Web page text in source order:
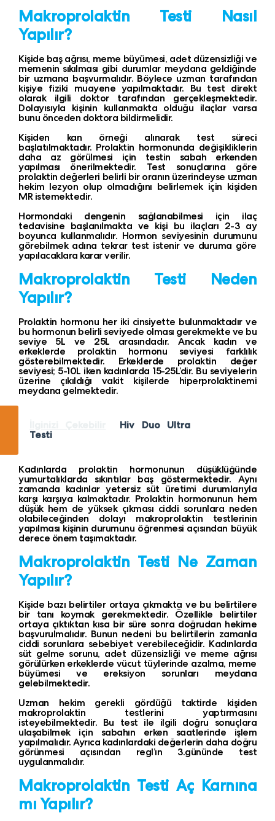
Makroprolaktin Testi Nasıl
Yapılır?
Kişide baş ağrısı, meme büyümesi, adet düzensizliği ve
memenin sıkılması gibi durumlar meydana geldiğinde
bir uzmana başvurmalıdır. Böylece uzman tarafından
kişiye fiziki muayene yapılmaktadır. Bu test direkt
olarak ilgili doktor tarafından gerçekleşmektedir.
Dolayısıyla kişinin kullanmakta olduğu ilaçlar varsa
bunu önceden doktora bildirmelidir.
Kişiden kan örneği alınarak test süreci
başlatılmaktadır. Prolaktin hormonunda değişikliklerin
daha az görülmesi için testin sabah erkenden
yapılması önerilmektedir. Test sonuçlarına göre
prolaktin değerleri belirli bir oranın üzerindeyse uzman
hekim lezyon olup olmadığını belirlemek için kişiden
MR istemektedir.
Hormondaki dengenin sağlanabilmesi için ilaç
tedavisine başlanılmakta ve kişi bu ilaçları 2-3 ay
boyunca kullanmalıdır. Hormon seviyesinin durumunu
görebilmek adına tekrar test istenir ve duruma göre
yapılacaklara karar verilir.
Makroprolaktin Testi Neden
Yapılır?
Prolaktin hormonu her iki cinsiyette bulunmaktadır ve
bu hormonun belirli seviyede olması gerekmekte ve bu
seviye 5L ve 25L arasındadır. Ancak kadın ve
erkeklerde prolaktin hormonu seviyesi farklılık
gösterebilmektedir. Erkeklerde prolaktin değer
seviyesi; 5-10L iken kadınlarda 15-25L’dir. Bu seviyelerin
üzerine çıkıldığı vakit kişilerde hiperprolaktinemi
meydana gelmektedir.
Hiv Duo Ultra
Testi
Kadınlarda prolaktin hormonunun düşüklüğünde
yumurtalıklarda sıkıntılar baş göstermektedir. Aynı
zamanda kadınlar yetersiz süt üretimi durumlarıyla
karşı karşıya kalmaktadır. Prolaktin hormonunun hem
düşük hem de yüksek çıkması ciddi sorunlara neden
olabileceğinden dolayı makroprolaktin testlerinin
yapılması kişinin durumunu öğrenmesi açısından büyük
derece önem taşımaktadır.
Makroprolaktin Testi Ne Zaman
Yapılır?
Kişide bazı belirtiler ortaya çıkmakta ve bu belirtilere
bir tanı koymak gerekmektedir. Özellikle belirtiler
ortaya çıktıktan kısa bir süre sonra doğrudan hekime
başvurulmalıdır. Bunun nedeni bu belirtilerin zamanla
ciddi sorunlara sebebiyet verebileceğidir. Kadınlarda
süt gelme sorunu, adet düzensizliği ve meme ağrısı
görülürken erkeklerde vücut tüylerinde azalma, meme
büyümesi ve ereksiyon sorunları meydana
gelebilmektedir.
Uzman hekim gerekli gördüğü taktirde kişiden
makroprolaktin testlerini yaptırmasını
isteyebilmektedir. Bu test ile ilgili doğru sonuçlara
ulaşabilmek için sabahın erken saatlerinde işlem
yapılmalıdır. Ayrıca kadınlardaki değerlerin daha doğru
görünmesi açısından regl’ın 3.gününde test
uygulanmalıdır.
Makroprolaktin Testi Aç Karnına
mı Yapılır?